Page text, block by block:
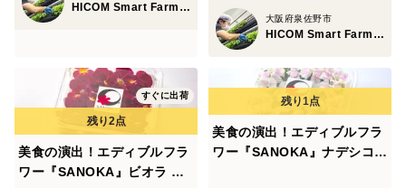
HICOM Smart Farm 泉佐野ファクトリー
大阪府泉佐野市
HICOM Smart Farm 泉佐野ファクトリー
すぐに出荷
美食の演出！エディブルフラ
ワー『SANOKA』ビオラ ス
美食の演出！エディブルフラ
ワー『SANOKA』ナデシコ